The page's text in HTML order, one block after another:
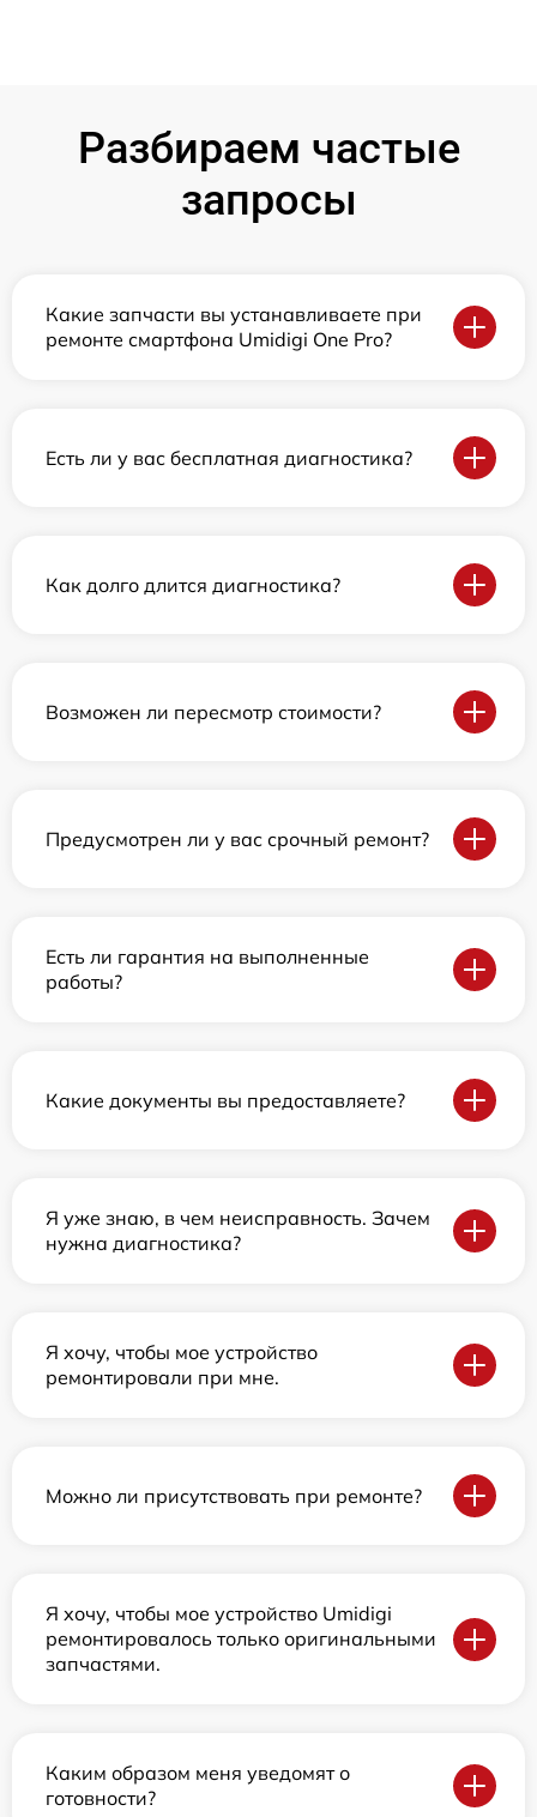
Разбираем частые
запросы
Какие запчасти вы устанавливаете при
ремонте смартфона Umidigi One Pro?
Есть ли у вас бесплатная диагностика?
Как долго длится диагностика?
Возможен ли пересмотр стоимости?
Предусмотрен ли у вас срочный ремонт?
Есть ли гарантия на выполненные
работы?
Какие документы вы предоставляете?
Я уже знаю, в чем неисправность. Зачем
нужна диагностика?
Я хочу, чтобы мое устройство
ремонтировали при мне.
Можно ли присутствовать при ремонте?
Я хочу, чтобы мое устройство Umidigi
ремонтировалось только оригинальными
запчастями.
Каким образом меня уведомят о
готовности?